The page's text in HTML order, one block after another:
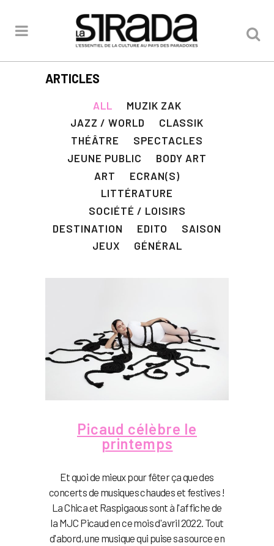
ARTICLES
ALL
MUZIK ZAK
JAZZ / WORLD
CLASSIK
THÉÂTRE
SPECTACLES
JEUNE PUBLIC
BODY ART
ART
ECRAN(S)
LITTÉRATURE
SOCIÉTÉ / LOISIRS
DESTINATION
EDITO
SAISON
JEUX
GÉNÉRAL
Picaud célèbre le
printemps
Et quoi de mieux pour fêter ça que des
concerts de musiques chaudes et festives !
La Chica et Raspigaous sont à l'affiche de
la MJC Picaud en ce mois d'avril 2022. Tout
d'abord, une musique qui puise sa source en